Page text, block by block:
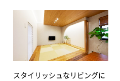
スタイリッシュなリビングに